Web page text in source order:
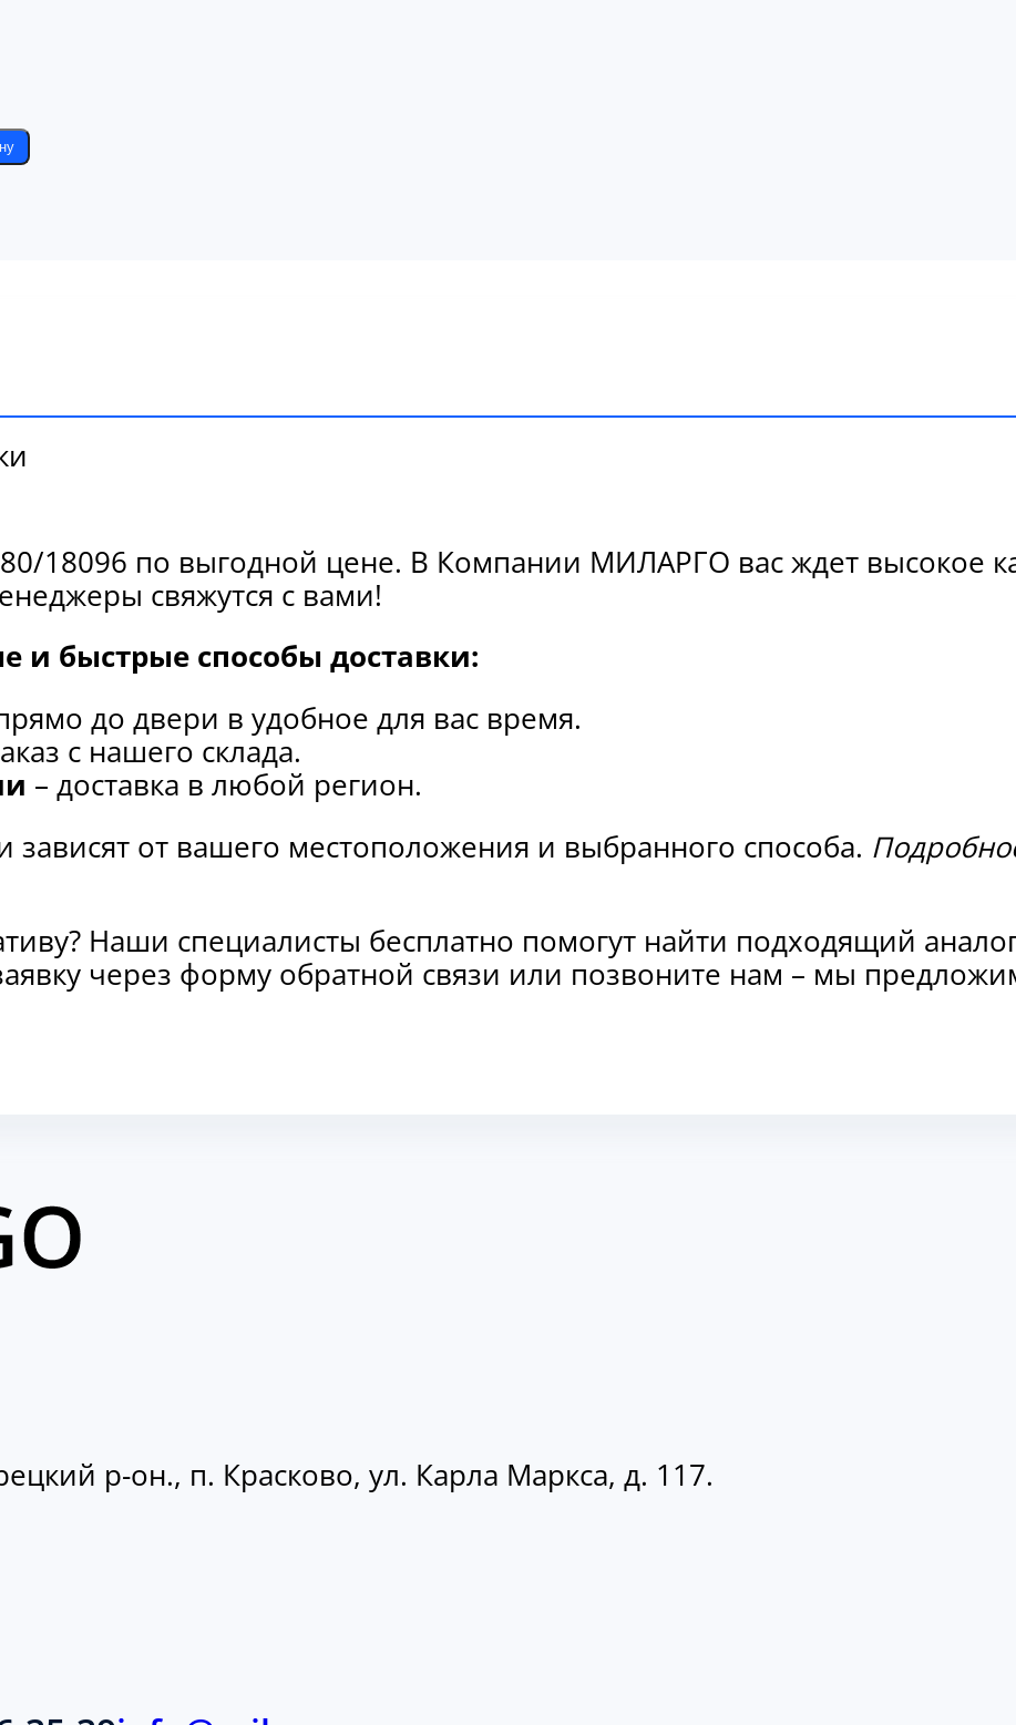
18096 по выгодной цене. В Компании МИЛАРГО вас ждет высокое
свяжутся с вами!
и быстрые способы доставки:
до двери в удобное для вас время.
с нашего склада.
– доставка в любой регион.
зависят от вашего местоположения и выбранного способа.
Наши специалисты бесплатно помогут найти подходящий
через форму обратной связи или позвоните нам – мы
р-он., п. Красково, ул. Карла Маркса, д. 117.